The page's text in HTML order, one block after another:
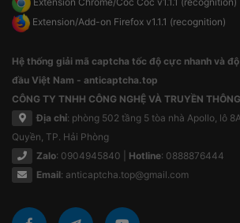
Extension/Add-on Firefox v1.1.1 (recognition)
Hệ thống giải mã captcha tốc độ cực nhanh và
đầu Việt Nam - anticaptcha.top
CÔNG TY TNHH CÔNG NGHỆ VÀ TRUYỀN
Địa chỉ: phòng 502 tầng 5 tòa nhà Apollo, lô
Quyền, TP. Hải Phòng
Zalo: 0904945840 | Hotline: 0888876444
Email: anticaptcha.top@gmail.com